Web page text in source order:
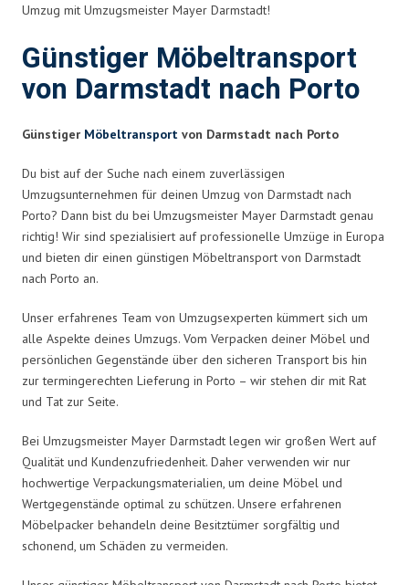
Umzug mit Umzugsmeister Mayer Darmstadt!
Günstiger Möbeltransport
von Darmstadt nach Porto
Günstiger Möbeltransport von Darmstadt nach Porto
Du bist auf der Suche nach einem zuverlässigen
Umzugsunternehmen für deinen Umzug von Darmstadt nach
Porto? Dann bist du bei Umzugsmeister Mayer Darmstadt genau
richtig! Wir sind spezialisiert auf professionelle Umzüge in Europa
und bieten dir einen günstigen Möbeltransport von Darmstadt
nach Porto an.
Unser erfahrenes Team von Umzugsexperten kümmert sich um
alle Aspekte deines Umzugs. Vom Verpacken deiner Möbel und
persönlichen Gegenstände über den sicheren Transport bis hin
zur termingerechten Lieferung in Porto – wir stehen dir mit Rat
und Tat zur Seite.
Bei Umzugsmeister Mayer Darmstadt legen wir großen Wert auf
Qualität und Kundenzufriedenheit. Daher verwenden wir nur
hochwertige Verpackungsmaterialien, um deine Möbel und
Wertgegenstände optimal zu schützen. Unsere erfahrenen
Möbelpacker behandeln deine Besitztümer sorgfältig und
schonend, um Schäden zu vermeiden.